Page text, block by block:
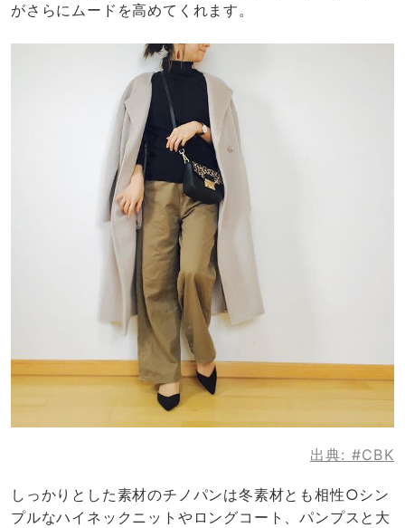
がさらにムードを高めてくれます。
出典: #CBK
しっかりとした素材のチノパンは冬素材とも相性○シン
プルなハイネックニットやロングコート、パンプスと大